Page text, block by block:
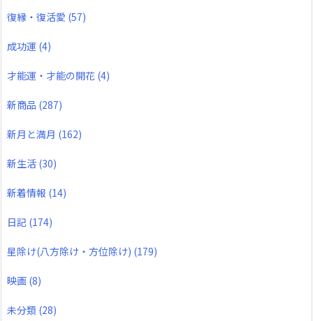
復縁・復活愛 (57)
成功運 (4)
才能運・才能の開花 (4)
新商品 (287)
新月と満月 (162)
新生活 (30)
新着情報 (14)
日記 (174)
星除け(八方除け・方位除け) (179)
映画 (8)
未分類 (28)